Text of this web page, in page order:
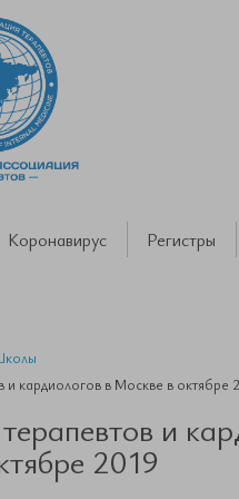
Коронавирус Регистры
и кардиологов в Москве в октябре
и
2019